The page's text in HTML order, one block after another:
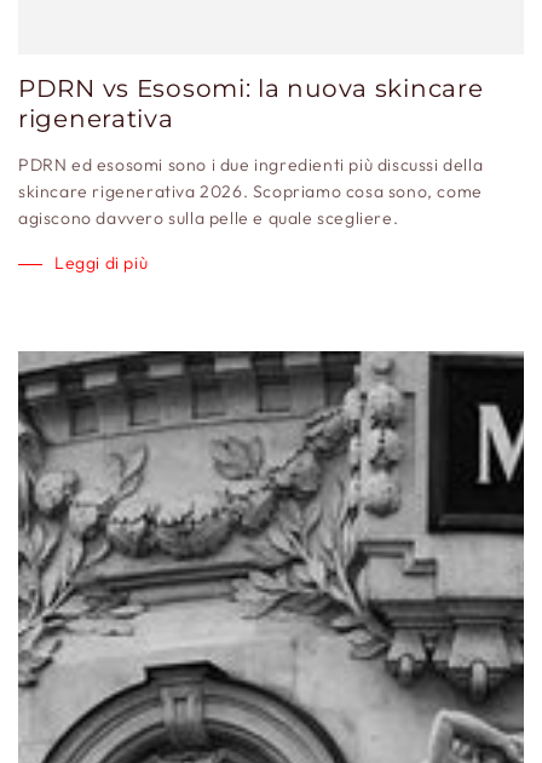
PDRN vs Esosomi: la nuova skincare
rigenerativa
PDRN ed esosomi sono i due ingredienti più discussi della
skincare rigenerativa 2026. Scopriamo cosa sono, come
agiscono davvero sulla pelle e quale scegliere.
Leggi di più